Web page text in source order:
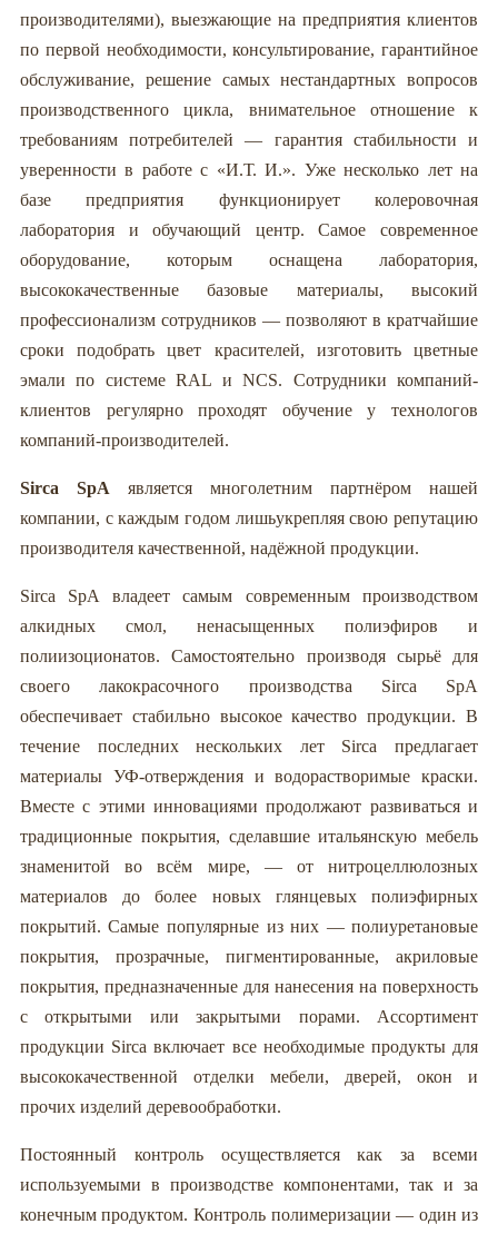
производителями), выезжающие на предприятия клиентов
по первой необходимости, консультирование, гарантийное
обслуживание, решение самых нестандартных вопросов
производственного цикла, внимательное отношение к
требованиям потребителей — гарантия стабильности и
уверенности в работе с «И.Т. И.». Уже несколько лет на
базе предприятия функционирует колеровочная
лаборатория и обучающий центр. Самое современное
оборудование, которым оснащена лаборатория,
высококачественные базовые материалы, высокий
профессионализм сотрудников — позволяют в кратчайшие
сроки подобрать цвет красителей, изготовить цветные
эмали по системе RAL и NCS. Сотрудники компаний-
клиентов регулярно проходят обучение у технологов
компаний-производителей.
Sirca SpA является многолетним партнёром нашей
компании, с каждым годом лишьукрепляя свою репутацию
производителя качественной, надёжной продукции.
Sirca SpA владеет самым современным производством
алкидных смол, ненасыщенных полиэфиров и
полиизоционатов. Самостоятельно производя сырьё для
своего лакокрасочного производства Sirca SpA
обеспечивает стабильно высокое качество продукции. В
течение последних нескольких лет Sirca предлагает
материалы УФ-отверждения и водорастворимые краски.
Вместе с этими инновациями продолжают развиваться и
традиционные покрытия, сделавшие итальянскую мебель
знаменитой во всём мире, — от нитроцеллюлозных
материалов до более новых глянцевых полиэфирных
покрытий. Самые популярные из них — полиуретановые
покрытия, прозрачные, пигментированные, акриловые
покрытия, предназначенные для нанесения на поверхность
с открытыми или закрытыми порами. Ассортимент
продукции Sirca включает все необходимые продукты для
высококачественной отделки мебели, дверей, окон и
прочих изделий деревообработки.
Постоянный контроль осуществляется как за всеми
используемыми в производстве компонентами, так и за
конечным продуктом. Контроль полимеризации — один из